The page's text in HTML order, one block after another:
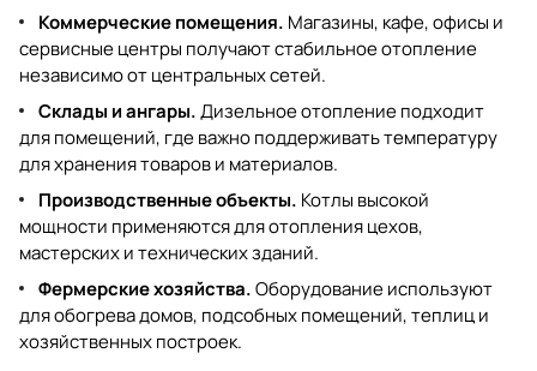
Коммерческие помещения. Магазины, кафе, офисы и
сервисные центры получают стабильное отопление
независимо от центральных сетей.
Склады и ангары.Дизельное отопление подходит
для помещений, где важно поддерживать температуру
для хранения товаров и материалов.
Производственные объекты. Котлы высокой
мощности применяются для отопления цехов,
мастерских и технических зданий.
Фермерские хозяйства.Оборудование используют
для обогрева домов, подсобных помещений, теплиц и
хозяйственных построек.